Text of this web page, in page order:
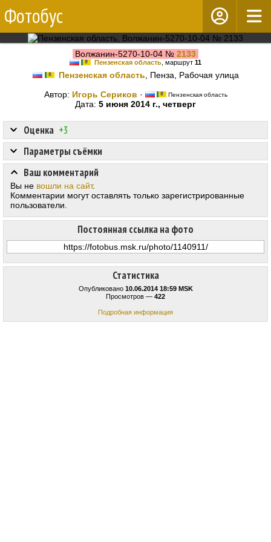
Фотобус
Волжанин-5270-10-04 № 2133
Пензенская область , маршрут 11
Пензенская область , Пенза, Рабочая улица
Автор: Игорь Сериков · Пензенская область
Дата: 5 июня 2014 г., четверг
Статистика
Опубликовано 10.06.2014 18:59 MSK
Просмотров — 422
Подробная информация
Оценка +3
Постоянная ссылка на фото
Параметры съёмки
Ваш комментарий
Вы не вошли на сайт.
Комментарии могут оставлять только зарегистрированные
пользователи.